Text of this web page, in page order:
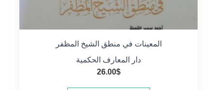
المعينات في منطق الشيخ المظفر
دار المعارف الحكمية
26.00$